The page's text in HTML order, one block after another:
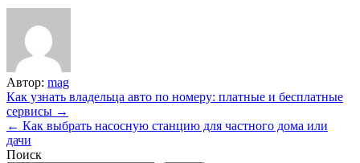
Автор: mag
Навигация
по
записям
Как узнать владельца авто по номеру: платные и бесплатные
сервисы →
← Как выбрать насосную станцию для частного дома или
дачи
Поиск